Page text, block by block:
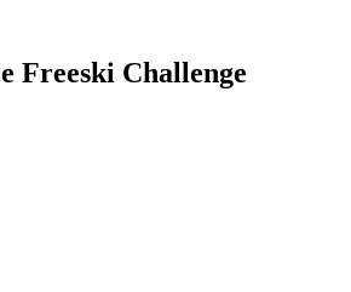
Freeski Challenge